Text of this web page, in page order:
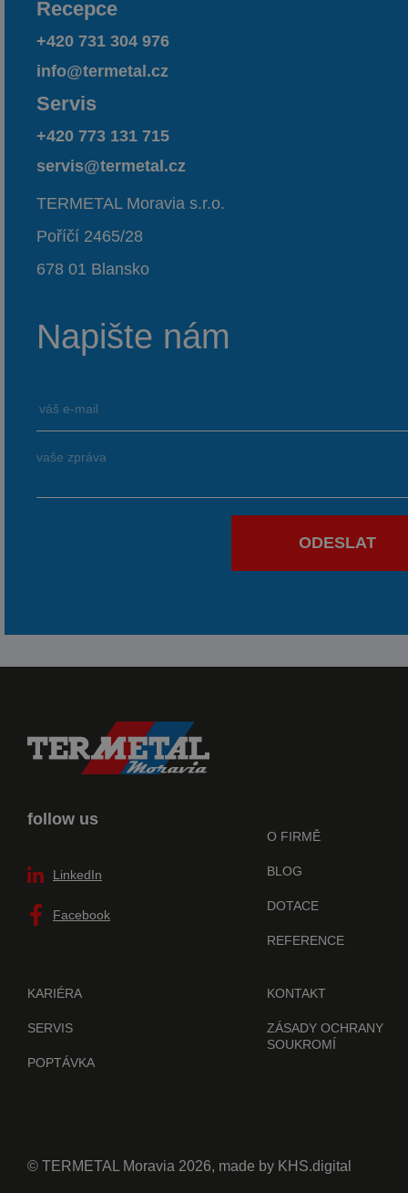
Recepce
+420 731 304 976
info@termetal.cz
Servis
+420 773 131 715
servis@termetal.cz
TERMETAL Moravia s.r.o.
Poříčí 2465/28
678 01 Blansko
Napište nám
ODESLAT
follow us
LinkedIn
Facebook
O FIRMĚ
BLOG
DOTACE
REFERENCE
KARIÉRA
SERVIS
POPTÁVKA
KONTAKT
ZÁSADY OCHRANY
SOUKROMÍ
© TERMETAL Moravia 2026, made by KHS.digital